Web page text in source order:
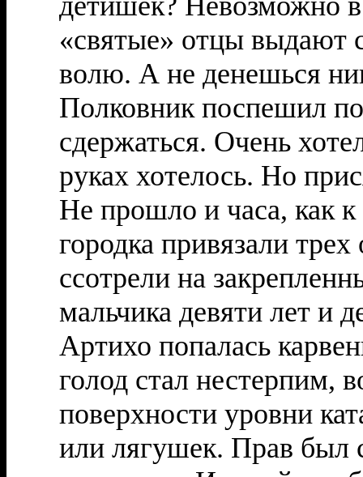
«святые» отцы выдают
волю. А не денешься
Полковник поспешил
сдержаться. Очень
руках хотелось. Но
Не прошло и часа, как
городка привязали
ссотрели на
мальчика девяти лет и
Артихо попалась
голод стал нестерпим,
поверхности уровни
или лягушек. Прав был